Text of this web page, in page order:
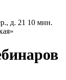
д. 21 10 мин.